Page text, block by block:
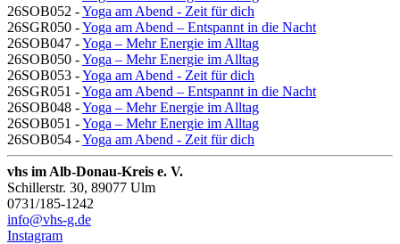
26SOB052 -Yoga am Abend - Zeit für dich
26SGR050 -Yoga am Abend – Entspannt in die Nacht
26SOB047 -Yoga – Mehr Energie im Alltag
26SOB050 -Yoga – Mehr Energie im Alltag
26SOB053 -Yoga am Abend - Zeit für dich
26SGR051 -Yoga am Abend – Entspannt in die Nacht
26SOB048 -Yoga – Mehr Energie im Alltag
26SOB051 -Yoga – Mehr Energie im Alltag
26SOB054 -Yoga am Abend - Zeit für dich
vhs im Alb-Donau-Kreis e. V.
Schillerstr. 30, 89077 Ulm
0731/185-1242
info@vhs-g.de
Instagram